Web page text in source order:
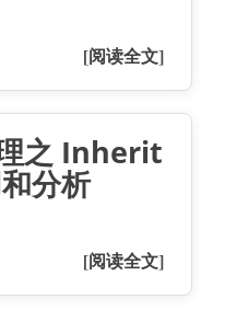
[阅读全文]
之 Inherit
分析
[阅读全文]